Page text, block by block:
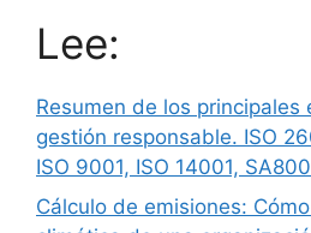
Lee:
Resumen de los principales
gestión responsable. ISO
ISO 9001, ISO 14001,
Cálculo de emisiones: